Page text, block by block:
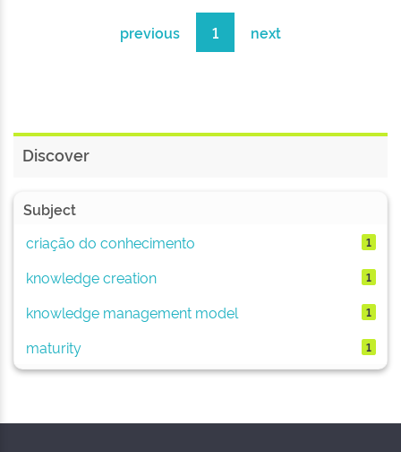
previous 1 next
Discover
Subject
criação do conhecimento
1
knowledge creation 1
knowledge management model 1
maturity 1